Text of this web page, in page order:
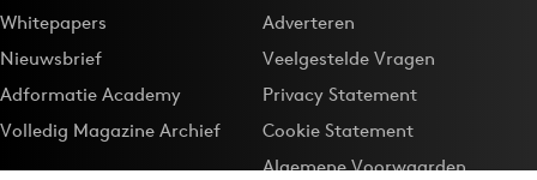
Whitepapers
Nieuwsbrief
Adformatie Academy
Volledig Magazine Archief
Adverteren
Veelgestelde Vragen
Privacy Statement
Cookie Statement
Algemene Voorwaarden